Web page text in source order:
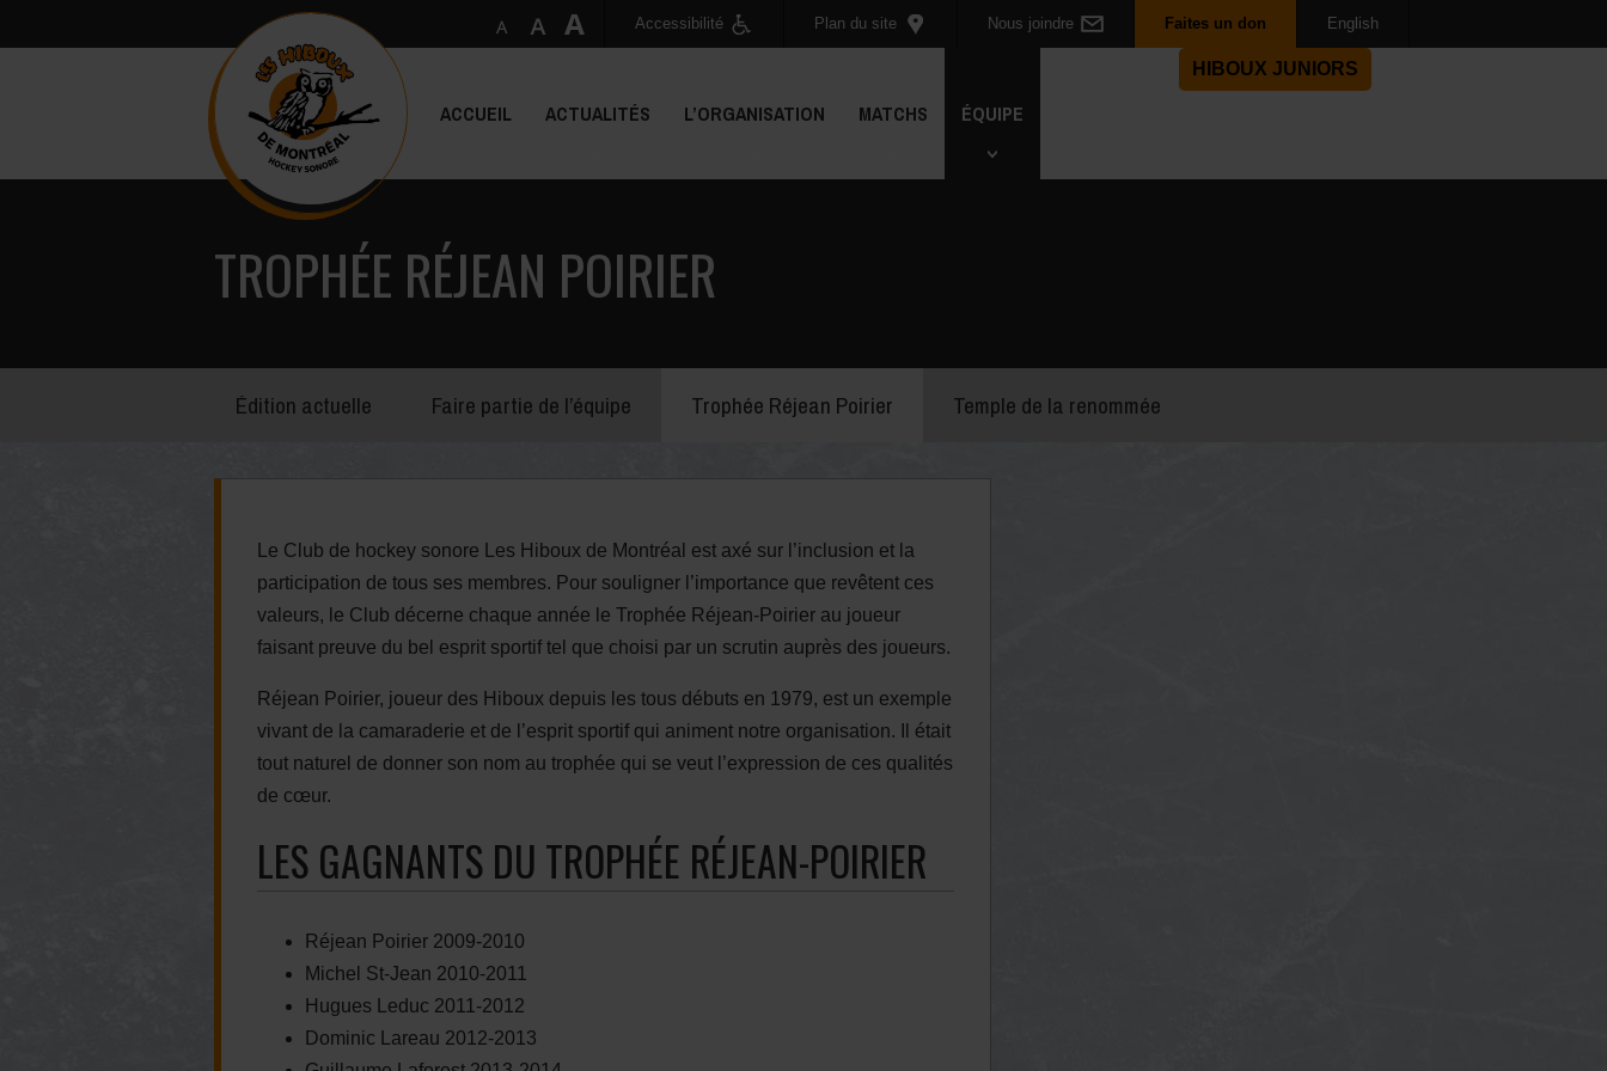
Accessibilité Plan du site Nous joindre Faites un don English
ACCUEIL ACTUALITÉS L’ORGANISATION MATCHS ÉQUIPE
HIBOUX JUNIORS
TROPHÉE RÉJEAN POIRIER
Édition actuelle Faire partie de l’équipe Trophée Réjean Poirier Temple de la renommée
Le Club de hockey sonore Les Hiboux de Montréal est axé sur l’inclusion et la
participation de tous ses membres. Pour souligner l’importance que revêtent ces
valeurs, le Club décerne chaque année le Trophée Réjean-Poirier au joueur
faisant preuve du bel esprit sportif tel que choisi par un scrutin auprès des joueurs.
Réjean Poirier, joueur des Hiboux depuis les tous débuts en 1979, est un exemple
vivant de la camaraderie et de l’esprit sportif qui animent notre organisation. Il était
tout naturel de donner son nom au trophée qui se veut l’expression de ces qualités
de cœur.
LES GAGNANTS DU TROPHÉE RÉJEAN-POIRIER
Réjean Poirier 2009-2010
Michel St-Jean 2010-2011
Hugues Leduc 2011-2012
Dominic Lareau 2012-2013